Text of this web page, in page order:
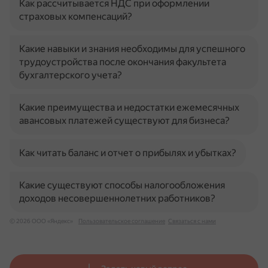
Как рассчитывается НДС при оформлении
страховых компенсаций?
Какие навыки и знания необходимы для успешного
трудоустройства после окончания факультета
бухгалтерского учета?
Какие преимущества и недостатки ежемесячных
авансовых платежей существуют для бизнеса?
Как читать баланс и отчет о прибылях и убытках?
Какие существуют способы налогообложения
доходов несовершеннолетних работников?
© 2026 ООО «Яндекс» Пользовательское соглашение Связаться с нами